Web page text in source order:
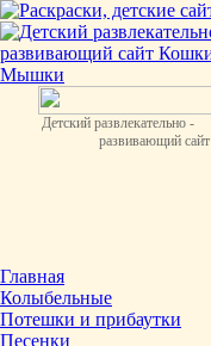
Детский развлекательно -
развивающий сайт
Главная
Колыбельные
Потешки и прибаутки
Песенки